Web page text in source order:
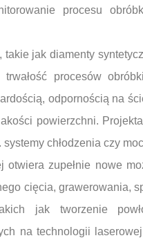
procesu
takie jak diamenty
procesów
odpornością na
powierzchni.
chłodzenia czy
otwiera zupełnie nowe
cięcia, grawerowania,
jak tworzenie
na technologii